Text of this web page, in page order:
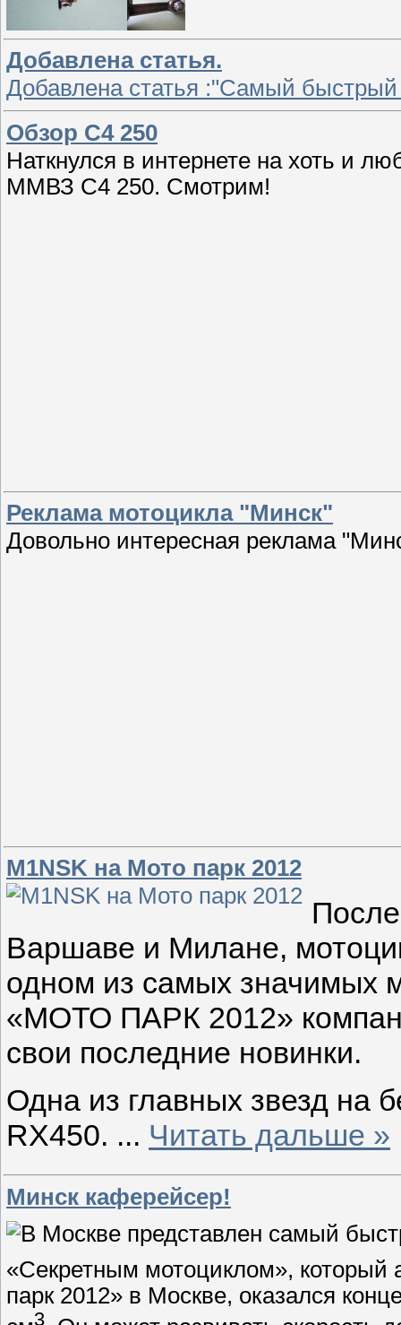
Добавлена статья.
Добавлена статья :"Самый
Обзор С4 250
Наткнулся в интернете на хоть и
ММВЗ С4 250. Смотрим!
Реклама мотоцикла "Минск"
Довольно интересная реклама
M1NSK на Мото парк 2012
Варшаве и Милане,
одном из самых значимых
«МОТО ПАРК 2012»
свои последние новинки.
Одна из главных звезд на
RX450. ... Читать дальше »
Минск каферейсер!
«Секретным мотоциклом», который
парк 2012» в Москве, оказался
3